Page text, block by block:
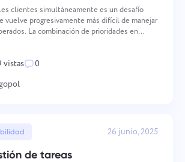
clientes simultáneamente es un desafío
vuelve progresivamente más difícil de manejar
La combinación de prioridades en
vistas
0
26 junio, 2025
de tareas